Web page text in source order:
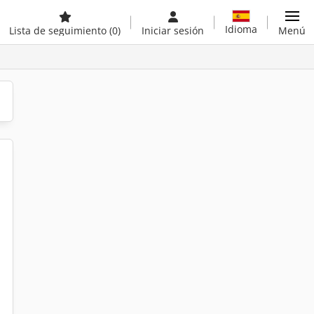
Lista de seguimiento (0) Iniciar sesión Idioma Menú